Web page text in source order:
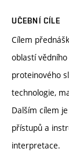
UČEBNÍ CÍLE
Cílem
oblastí
proteinového
technologie,
Dalším cílem
přístupů a
interpretace.